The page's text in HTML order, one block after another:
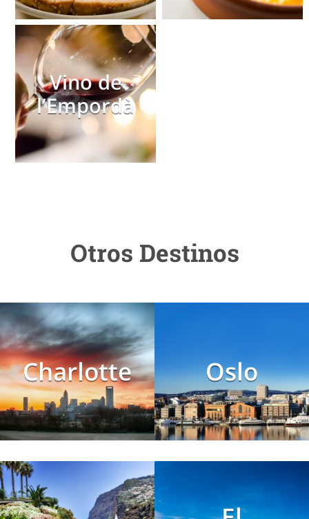
Vino de
l’Empordà
Otros Destinos
Charlotte Oslo